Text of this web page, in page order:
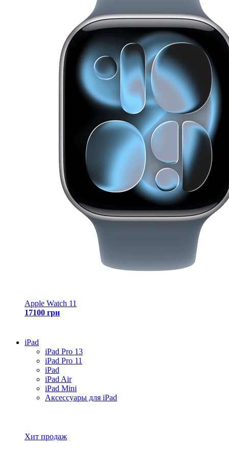
Apple Watch 11
17100 грн
iPad
iPad Pro 13
iPad Pro 11
iPad
iPad Air
iPad Mini
Аксессуары для iPad
Хит продаж